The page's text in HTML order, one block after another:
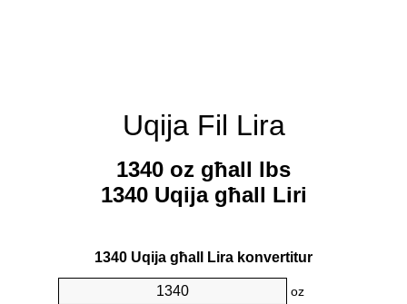
Uqija Fil Lira
1340 oz għall lbs
1340 Uqija għall Liri
1340 Uqija għall Lira konvertitur
oz